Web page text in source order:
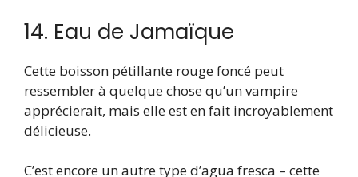
14. Eau de Jamaïque
Cette boisson pétillante rouge foncé peut
ressembler à quelque chose qu’un vampire
apprécierait, mais elle est en fait incroyablement
délicieuse.
C’est encore un autre type d’agua fresca – cette